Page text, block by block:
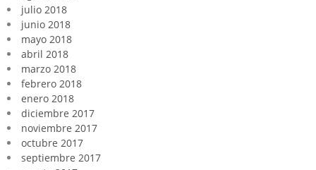
julio 2018
junio 2018
mayo 2018
abril 2018
marzo 2018
febrero 2018
enero 2018
diciembre 2017
noviembre 2017
octubre 2017
septiembre 2017